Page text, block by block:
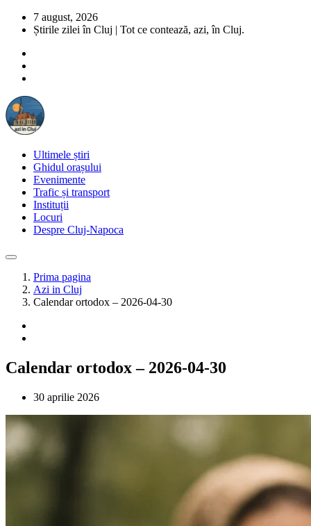
7 august, 2026
Știrile zilei în Cluj | Tot ce contează, azi, în Cluj.
Ultimele știri
Ghidul orașului
Evenimente
Trafic și transport
Instituții
Locuri
Despre Cluj-Napoca
Prima pagina
Azi in Cluj
Calendar ortodox – 2026-04-30
Calendar ortodox – 2026-04-30
30 aprilie 2026